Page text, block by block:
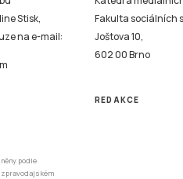
Stisk,
na e-mail:
podle
Fakulta sociálních
Joštova 10,
602 00 Brno
REDAKCE